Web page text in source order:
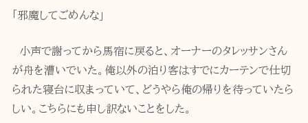
「邪魔してごめんな」
小声で謝ってから馬宿に戻ると、オーナーのタレッサンさん
が舟を漕いでいた。俺以外の泊り客はすでにカーテンで仕切
られた寝台に収まっていて、どうやら俺の帰りを待っていたら
しい。こちらにも申し訳ないことをした。